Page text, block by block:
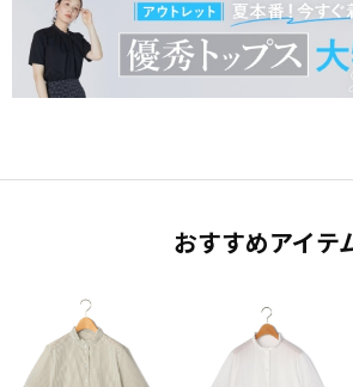
おすすめアイテ